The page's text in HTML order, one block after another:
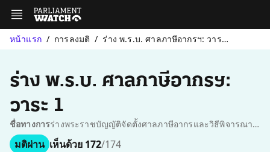
หน้าแรก การลงมติ ร่าง พ.ร.บ. ศาลภาษีอากรฯ: วาระ 1
ร่าง พ.ร.บ. ศาลภาษีอากรฯ:
วาระ 1
ชื่อทางการ ร่างพระราชบัญญัติจัดตั้งศาลภาษีอากรและวิธีพิจารณาคดีภาษีอากร (ฉบับที่ ..) พ.ศ. ....: การลงมติในวาระที่หนึ่ง (รับหลักการ)
มติผ่าน เห็นด้วย 172/174